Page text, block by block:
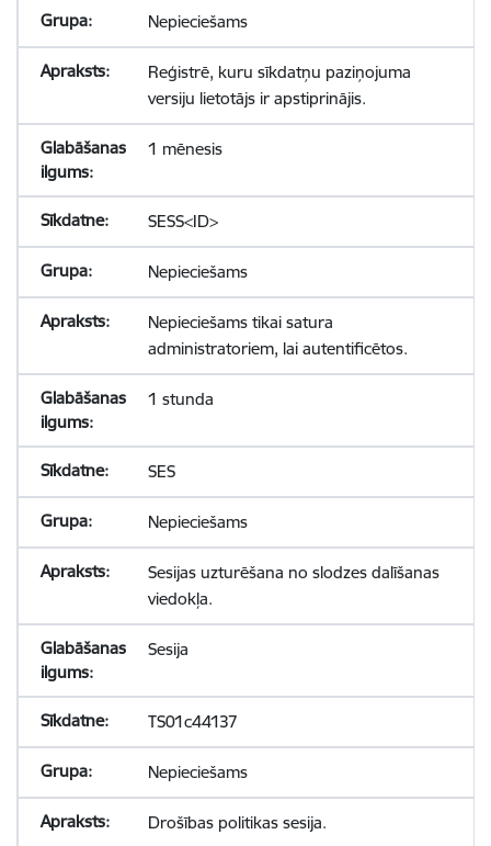
Nepieciešams
Reģistrē, kuru sīkdatņu paziņojuma
versiju lietotājs ir apstiprinājis.
1 mēnesis
SESS<ID>
Nepieciešams
Nepieciešams tikai satura
administratoriem, lai autentificētos.
1 stunda
SES
Nepieciešams
Sesijas uzturēšana no slodzes dalīšanas
viedokļa.
Sesija
TS01c44137
Nepieciešams
Drošības politikas sesija.